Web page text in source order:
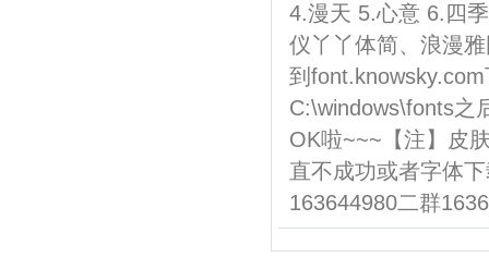
4.漫天 5.心意 6.四
仪丫丫体简、浪漫
到
C:\windows\fonts之
OK啦~~~【注】皮
直不成功或者字体
163644980二群